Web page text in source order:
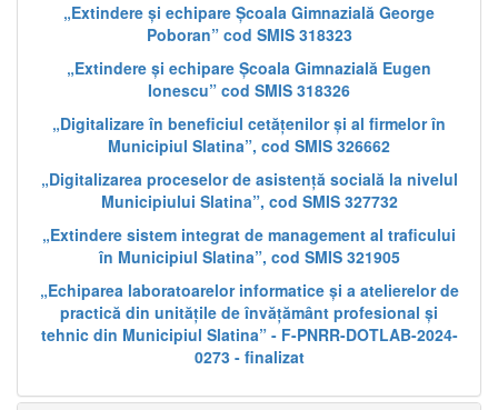
„Extindere și echipare Școala Gimnazială George
Poboran” cod SMIS 318323
„Extindere și echipare Școala Gimnazială Eugen
Ionescu” cod SMIS 318326
„Digitalizare în beneficiul cetățenilor și al firmelor în
Municipiul Slatina”, cod SMIS 326662
„Digitalizarea proceselor de asistență socială la nivelul
Municipiului Slatina”, cod SMIS 327732
„Extindere sistem integrat de management al traficului
în Municipiul Slatina”, cod SMIS 321905
„Echiparea laboratoarelor informatice și a atelierelor de
practică din unitățile de învățământ profesional și
tehnic din Municipiul Slatina” - F-PNRR-DOTLAB-2024-
0273 - finalizat